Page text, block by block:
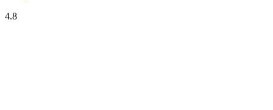
4.8